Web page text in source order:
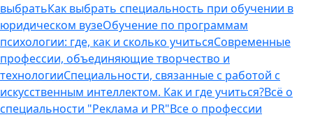
выбратьКак выбрать специальность при обучении в
юридическом вузеОбучение по программам
психологии: где, как и сколько учитьсяСовременные
профессии, объединяющие творчество и
технологииСпециальности, связанные с работой с
искусственным интеллектом. Как и где учиться?Всё о
специальности "Реклама и PR"Все о профессии